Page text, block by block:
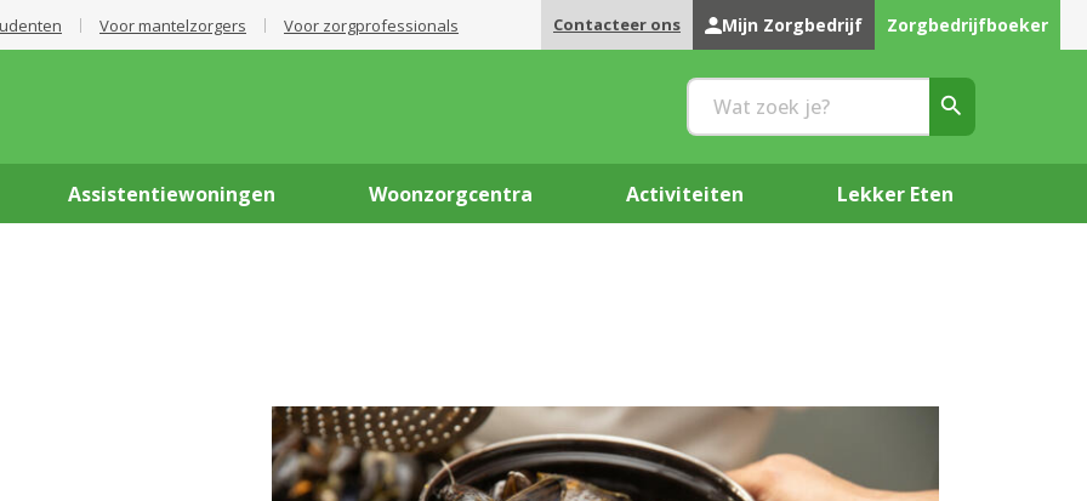
Voor mantelzorgers Voor zorgprofessionals Contacteer ons Mijn Zorgbedrijf Zorgbedrijfboeker
Assistentiewoningen Woonzorgcentra Activiteiten Lekker Eten